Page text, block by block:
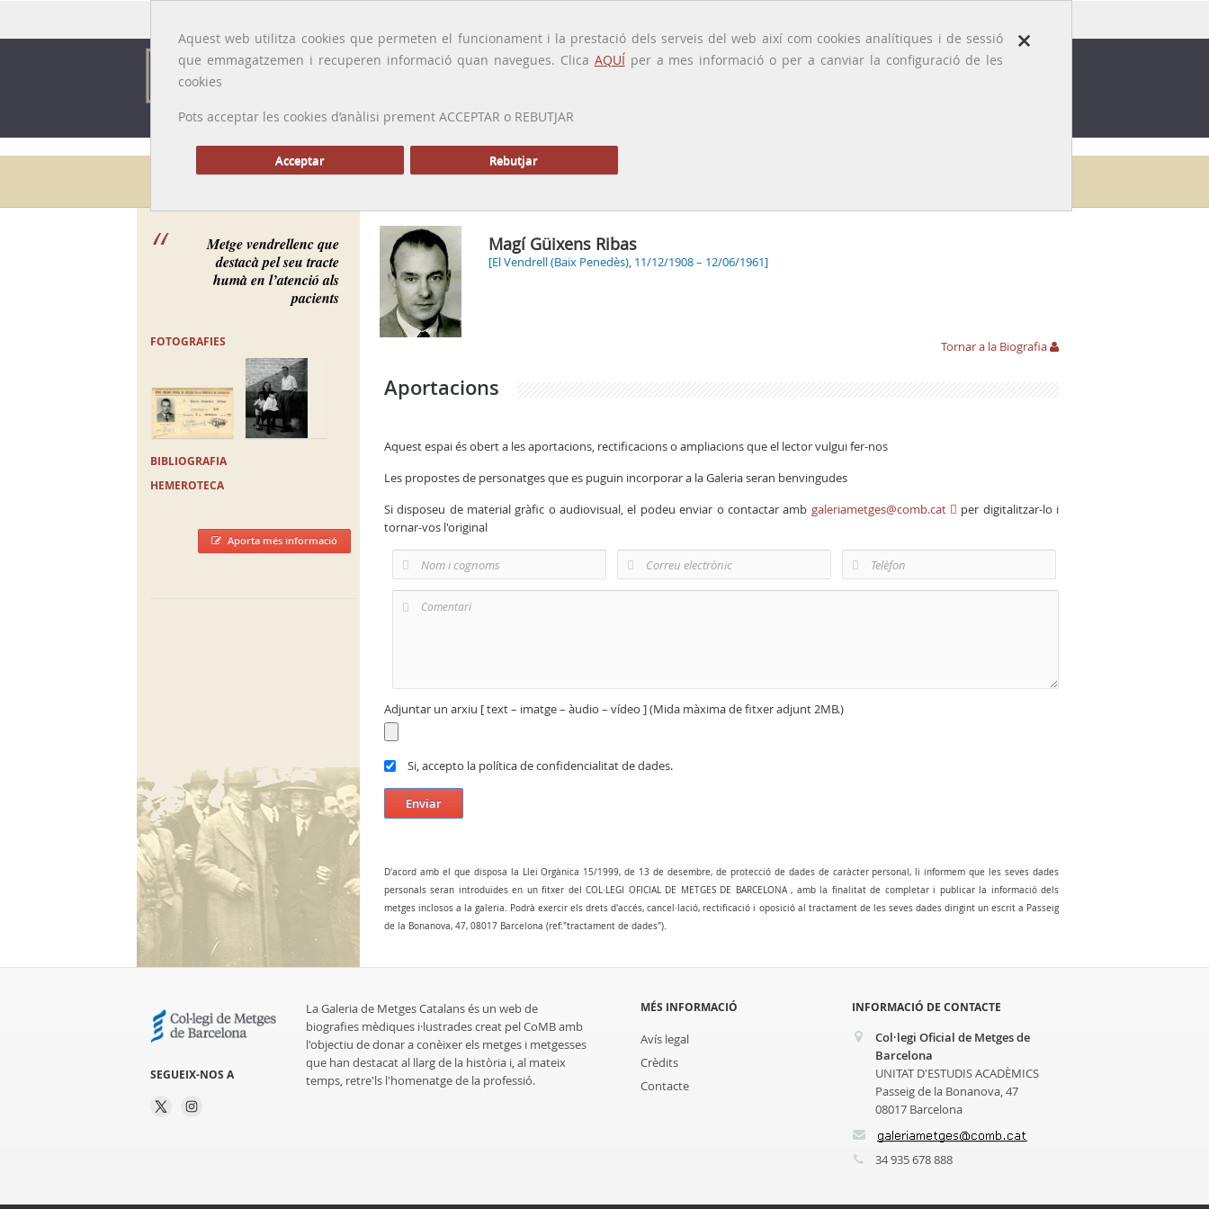
×
Aquest web utilitza cookies que permeten el funcionament i la prestació dels serveis del web així com cookies analítiques i de sessió
que emmagatzemen i recuperen informació quan navegues. Clica AQUÍper a mes informació o per a canviar la configuració de les
cookies
Pots acceptar les cookies d’anàlisi prement ACCEPTAR o REBUTJAR
Acceptar Rebutjar
PRESENTACIÓ GALERIA
Galeria de metges
Metge vendrellenc que
destacà pel seu tracte
humà en l’atenció als
pacients
FOTOGRAFIES
BIBLIOGRAFIA
HEMEROTECA
Aporta més informació
Magí Güixens Ribas
[El Vendrell (Baix Penedès), 11/12/1908 – 12/06/1961]
Tornar a la Biografia
Aportacions
Aquest espai és obert a les aportacions, rectificacions o ampliacions que el lector vulgui fer-nos
Les propostes de personatges que es puguin incorporar a la Galeria seran benvingudes
Si disposeu de material gràfic o audiovisual, el podeu enviar o contactar amb galeriametges@comb.cat
per digitalitzar-lo i
tornar-vos l'original
Adjuntar un arxiu [ text – imatge – àudio – vídeo ] (Mida màxima de fitxer adjunt 2MB.)
Si, accepto la política de confidencialitat de dades.
Enviar
D'acord amb el que disposa la Llei Orgànica 15/1999, de 13 de desembre, de protecció de dades de caràcter personal, li informem que les seves dades
personals seran introduïdes en un fitxer del COL·LEGI OFICIAL DE METGES DE BARCELONA , amb la finalitat de completar i publicar la informació dels
metges inclosos a la galeria. Podrà exercir els drets d'accés, cancel·lació, rectificació i oposició al tractament de les seves dades dirigint un escrit a Passeig
de la Bonanova, 47, 08017 Barcelona (ref:"tractament de dades").
SEGUEIX-NOS A
La Galeria de Metges Catalans és un web de
biografies mèdiques i·lustrades creat pel CoMB amb
l'objectiu de donar a conèixer els metges i metgesses
que han destacat al llarg de la història i, al mateix
temps, retre'ls l'homenatge de la professió.
MÉS INFORMACIÓ
Avís legal
Crèdits
Contacte
INFORMACIÓ DE CONTACTE
Col·legi Oficial de Metges de
Barcelona
UNITAT D'ESTUDIS ACADÈMICS
Passeig de la Bonanova, 47
08017 Barcelona
34 935 678 888